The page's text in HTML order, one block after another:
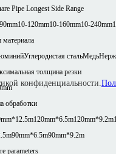
Pipe Longest Side Range
10-120mm10-160mm10-240mm
материала
Углеродистая стальМедь
толщина резки
обработки
120mm*6.5m120mm*9.2m
90mm*6.5m90mm*9.2m
parameters
конфиденциальности.